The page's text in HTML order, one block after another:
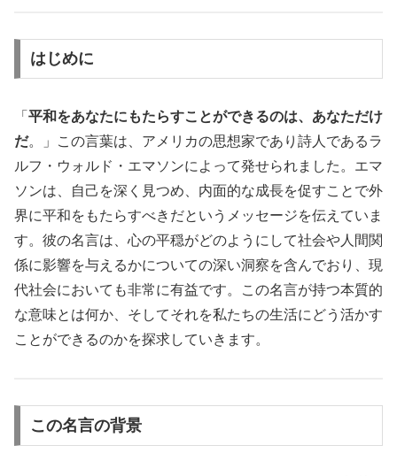
はじめに
「 平和をあなたにもたらすことができるのは、あなただけ
だ。」この言葉は、アメリカの思想家であり詩人であるラ
ルフ・ウォルド・エマソンによって発せられました。エマ
ソンは、自己を深く見つめ、内面的な成長を促すことで外
界に平和をもたらすべきだというメッセージを伝えていま
す。彼の名言は、心の平穏がどのようにして社会や人間関
係に影響を与えるかについての深い洞察を含んでおり、現
代社会においても非常に有益です。この名言が持つ本質的
な意味とは何か、そしてそれを私たちの生活にどう活かす
ことができるのかを探求していきます。
この名言の背景